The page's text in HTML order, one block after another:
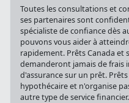
Toutes les consultations et
ses partenaires sont
spécialiste de confiance dès
pouvons vous aider à
rapidement. Prêts Canada et
demanderont jamais de frais
d'assurance sur un prêt.
hypothécaire et n'organise
autre type de service financier.